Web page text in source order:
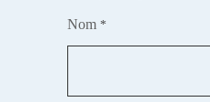
Nom *